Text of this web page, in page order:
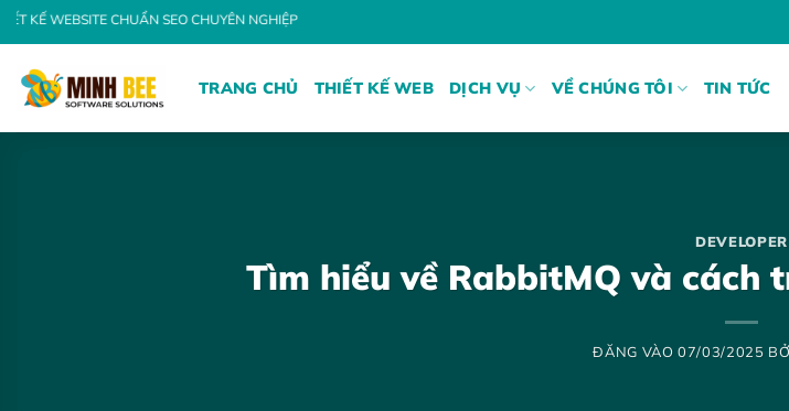
Bỏ
qua
dung
CHUẨN SEO CHUYÊN NGHIỆP
TRANG CHỦ THIẾT KẾ WEB DỊCH VỤ VỀ CHÚNG TÔI TIN TỨC
DEVELOPER
Tìm hiểu về RabbitMQ và cách
ĐĂNG VÀO07/03/2025